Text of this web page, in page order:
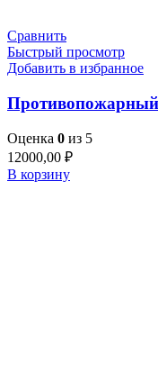
Сравнить
Быстрый просмотр
Добавить в избранное
Оценка 0 из 5
12000,00 ₽
В корзину